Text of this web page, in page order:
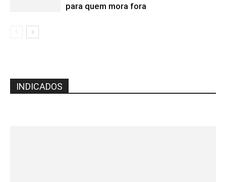
para quem mora fora
INDICADOS